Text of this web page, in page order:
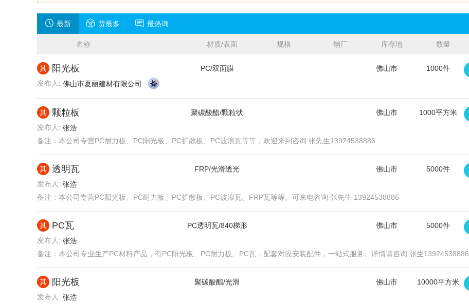
最新 货最多 最热询
名称 材质/表面 规格 钢厂 库存地 数量
发布时间
其 阳光板
发布人: 佛山市夏丽建材有限公司
PC/双面膜 佛山市 1000件
其 颗粒板
发布人: 张浩
备注： 本公司专营PC耐力板、PC阳光板、PC扩散板、PC波浪瓦等等，欢迎来到咨询 张先生13924538886
聚碳酸酯/颗粒状 佛山市 1000平方米
其 透明瓦
发布人: 张浩
备注： 本公司专营PC阳光板、PC耐力板、PC扩散板、PC波浪瓦、FRP瓦等等。可来电咨询 张先生 13924538886
FRP/光滑透光 佛山市 5000件
其 PC瓦
发布人: 张浩
备注： 本公司专业生产PC材料产品，有PC阳光板、PC耐力板、PC瓦，配套对应安装配件，一站式服务。详情请咨询 张生13924538886
PC透明瓦/840梯形 佛山市 5000件
其 阳光板
发布人: 张浩
聚碳酸酯/光滑 佛山市 10000平方米